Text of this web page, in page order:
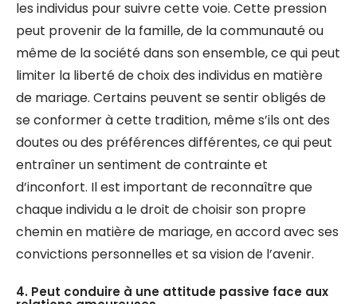
les individus pour suivre cette voie. Cette pression
peut provenir de la famille, de la communauté ou
même de la société dans son ensemble, ce qui peut
limiter la liberté de choix des individus en matière
de mariage. Certains peuvent se sentir obligés de
se conformer à cette tradition, même s’ils ont des
doutes ou des préférences différentes, ce qui peut
entraîner un sentiment de contrainte et
d’inconfort. Il est important de reconnaître que
chaque individu a le droit de choisir son propre
chemin en matière de mariage, en accord avec ses
convictions personnelles et sa vision de l’avenir.
4. Peut conduire à une attitude passive face aux